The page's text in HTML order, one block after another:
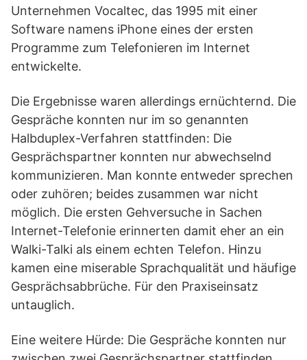
Unternehmen Vocaltec, das 1995 mit einer
Software namens iPhone eines der ersten
Programme zum Telefonieren im Internet
entwickelte.
Die Ergebnisse waren allerdings ernüchternd. Die
Gespräche konnten nur im so genannten
Halbduplex-Verfahren stattfinden: Die
Gesprächspartner konnten nur abwechselnd
kommunizieren. Man konnte entweder sprechen
oder zuhören; beides zusammen war nicht
möglich. Die ersten Gehversuche in Sachen
Internet-Telefonie erinnerten damit eher an ein
Walki-Talki als einem echten Telefon. Hinzu
kamen eine miserable Sprachqualität und häufige
Gesprächsabbrüche. Für den Praxiseinsatz
untauglich.
Eine weitere Hürde: Die Gespräche konnten nur